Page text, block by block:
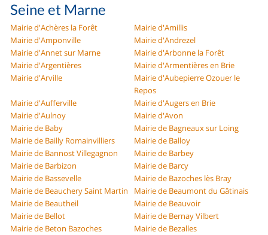
Seine et Marne
Mairie d'Achères la Forêt
Mairie d'Amillis
Mairie d'Amponville
Mairie d'Andrezel
Mairie d'Annet sur Marne
Mairie d'Arbonne la Forêt
Mairie d'Argentières
Mairie d'Armentières en Brie
Mairie d'Arville
Mairie d'Aubepierre Ozouer le
Repos
Mairie d'Aufferville
Mairie d'Augers en Brie
Mairie d'Aulnoy
Mairie d'Avon
Mairie de Baby
Mairie de Bagneaux sur Loing
Mairie de Bailly Romainvilliers
Mairie de Balloy
Mairie de Bannost Villegagnon
Mairie de Barbey
Mairie de Barbizon
Mairie de Barcy
Mairie de Bassevelle
Mairie de Bazoches lès Bray
Mairie de Beauchery Saint Martin
Mairie de Beaumont du Gâtinais
Mairie de Beautheil
Mairie de Beauvoir
Mairie de Bellot
Mairie de Bernay Vilbert
Mairie de Beton Bazoches
Mairie de Bezalles